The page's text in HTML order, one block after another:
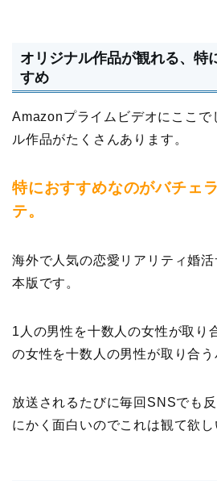
オリジナル作品が観れる、特
すめ
Amazonプライムビデオにここで
ル作品がたくさんあります。
特におすすめなのがバチェ
テ。
海外で人気の恋愛リアリティ婚活
本版です。
1人の男性を十数人の女性が取り
の女性を十数人の男性が取り合う
放送されるたびに毎回SNSでも
にかく面白いのでこれは観て欲し